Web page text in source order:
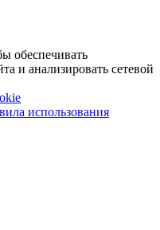
обеспечивать
и анализировать сетевой
использования